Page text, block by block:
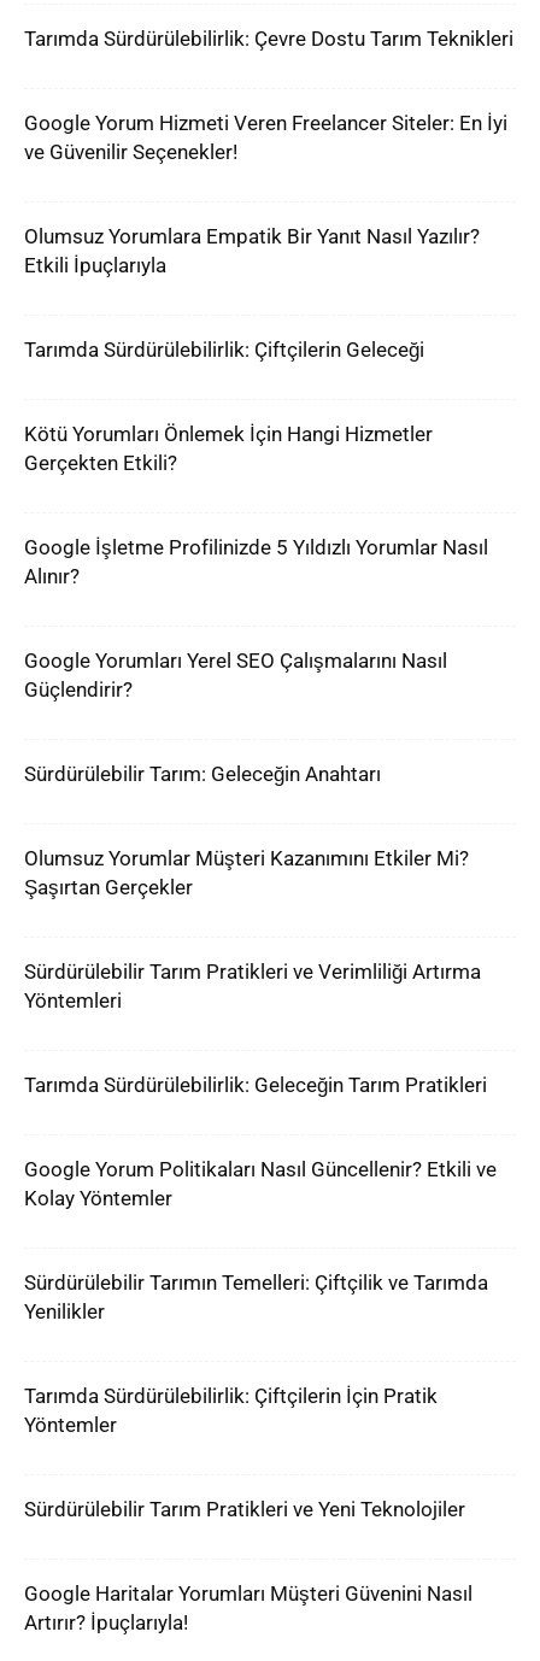
Tarımda Sürdürülebilirlik: Çevre Dostu Tarım Teknikleri
Google Yorum Hizmeti Veren Freelancer Siteler: En İyi
ve Güvenilir Seçenekler!
Olumsuz Yorumlara Empatik Bir Yanıt Nasıl Yazılır?
Etkili İpuçlarıyla
Tarımda Sürdürülebilirlik: Çiftçilerin Geleceği
Kötü Yorumları Önlemek İçin Hangi Hizmetler
Gerçekten Etkili?
Google İşletme Profilinizde 5 Yıldızlı Yorumlar Nasıl
Alınır?
Google Yorumları Yerel SEO Çalışmalarını Nasıl
Güçlendirir?
Sürdürülebilir Tarım: Geleceğin Anahtarı
Olumsuz Yorumlar Müşteri Kazanımını Etkiler Mi?
Şaşırtan Gerçekler
Sürdürülebilir Tarım Pratikleri ve Verimliliği Artırma
Yöntemleri
Tarımda Sürdürülebilirlik: Geleceğin Tarım Pratikleri
Google Yorum Politikaları Nasıl Güncellenir? Etkili ve
Kolay Yöntemler
Sürdürülebilir Tarımın Temelleri: Çiftçilik ve Tarımda
Yenilikler
Tarımda Sürdürülebilirlik: Çiftçilerin İçin Pratik
Yöntemler
Sürdürülebilir Tarım Pratikleri ve Yeni Teknolojiler
Google Haritalar Yorumları Müşteri Güvenini Nasıl
Artırır? İpuçlarıyla!